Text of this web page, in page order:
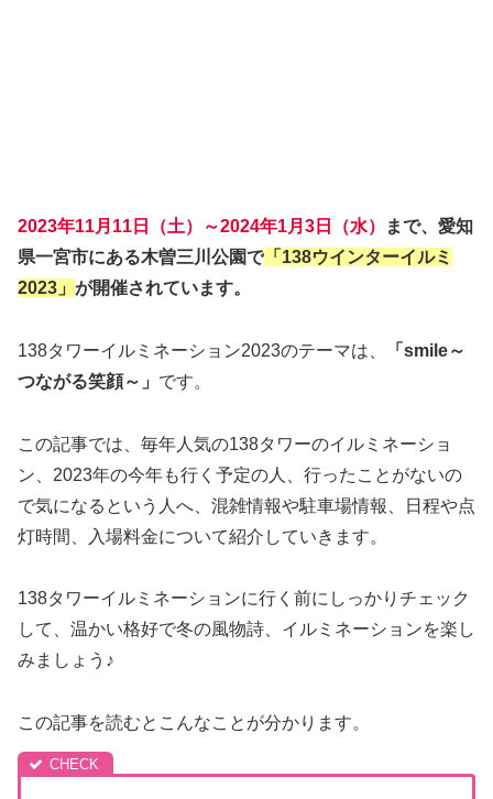
2023年11月11日（土）～2024年1月3日（水）
まで、愛知
県一宮市にある木曽三川公園で 「138ウインターイルミ
2023」 が開催されています。
138タワーイルミネーション2023のテーマは、
「smile～
つながる笑顔～」 です。
この記事では、毎年人気の138タワーのイルミネーショ
ン、2023年の今年も行く予定の人、行ったことがないの
で気になるという人へ、混雑情報や駐車場情報、日程や点
灯時間、入場料金について紹介していきます。
138タワーイルミネーションに行く前にしっかりチェック
して、温かい格好で冬の風物詩、イルミネーションを楽し
みましょう♪
この記事を読むとこんなことが分かります。